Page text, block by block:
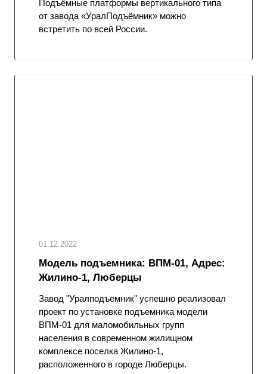
Подъёмные платформы вертикального типа
от завода «УралПодъёмник» можно
встретить по всей России.
01.12.2022
Модель подъемника: ВПМ-01, Адрес:
Жилино-1, Люберцы
Завод "Уралподъемник" успешно реализовал
проект по установке подъемника модели
ВПМ-01 для маломобильных групп
населения в современном жилищном
комплексе поселка Жилино-1,
расположенного в городе Люберцы.